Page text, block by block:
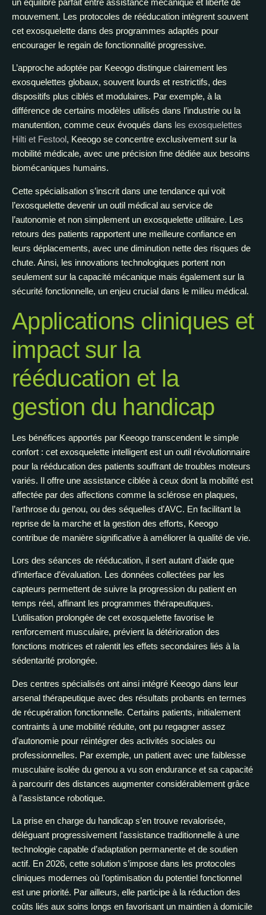
mouvement. Les protocoles de rééducation intègrent souvent
cet exosquelette dans des programmes adaptés pour
encourager le regain de fonctionnalité progressive.
L’approche adoptée par Keeogo distingue clairement les
exosquelettes globaux, souvent lourds et restrictifs, des
dispositifs plus ciblés et modulaires. Par exemple, à la
différence de certains modèles utilisés dans l’industrie ou la
manutention, comme ceux évoqués dans les exosquelettes
Hilti et Festool, Keeogo se concentre exclusivement sur la
mobilité médicale, avec une précision fine dédiée aux besoins
biomécaniques humains.
Cette spécialisation s’inscrit dans une tendance qui voit
l’exosquelette devenir un outil médical au service de
l’autonomie et non simplement un exosquelette utilitaire. Les
retours des patients rapportent une meilleure confiance en
leurs déplacements, avec une diminution nette des risques de
chute. Ainsi, les innovations technologiques portent non
seulement sur la capacité mécanique mais également sur la
sécurité fonctionnelle, un enjeu crucial dans le milieu médical.
Applications cliniques et
impact sur la
rééducation et la
gestion du handicap
Les bénéfices apportés par Keeogo transcendent le simple
confort : cet exosquelette intelligent est un outil révolutionnaire
pour la rééducation des patients souffrant de troubles moteurs
variés. Il offre une assistance ciblée à ceux dont la mobilité est
affectée par des affections comme la sclérose en plaques,
l’arthrose du genou, ou des séquelles d’AVC. En facilitant la
reprise de la marche et la gestion des efforts, Keeogo
contribue de manière significative à améliorer la qualité de vie.
Lors des séances de rééducation, il sert autant d’aide que
d’interface d’évaluation. Les données collectées par les
capteurs permettent de suivre la progression du patient en
temps réel, affinant les programmes thérapeutiques.
L’utilisation prolongée de cet exosquelette favorise le
renforcement musculaire, prévient la détérioration des
fonctions motrices et ralentit les effets secondaires liés à la
sédentarité prolongée.
Des centres spécialisés ont ainsi intégré Keeogo dans leur
arsenal thérapeutique avec des résultats probants en termes
de récupération fonctionnelle. Certains patients, initialement
contraints à une mobilité réduite, ont pu regagner assez
d’autonomie pour réintégrer des activités sociales ou
professionnelles. Par exemple, un patient avec une faiblesse
musculaire isolée du genou a vu son endurance et sa capacité
à parcourir des distances augmenter considérablement grâce
à l’assistance robotique.
La prise en charge du handicap s’en trouve revalorisée,
déléguant progressivement l’assistance traditionnelle à une
technologie capable d’adaptation permanente et de soutien
actif. En 2026, cette solution s’impose dans les protocoles
cliniques modernes où l’optimisation du potentiel fonctionnel
est une priorité. Par ailleurs, elle participe à la réduction des
coûts liés aux soins longs en favorisant un maintien à domicile